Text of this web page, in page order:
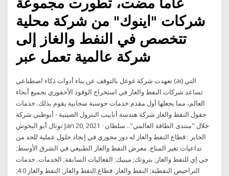
شركات "اينوك" من شركة محلية
تتخصص في النفط والغاز إلى
تعهدت شركة غوغل بالتوقف عن بناء أدوات ذكاء اصطناعي (ai) التي
تساعد شركات النفط والغاز في استخراج الوقود الأحفوري بجميع أنحاء
العالم، مما يجعلها أول مقدم خدمات حوسبة سحابية يقوم بذلك. خدمات
حقول النفط والغاز شركة هندسة أنابيب البترول الصينية - أبوظبي شركة
توتال أبو البخوش Jan 20, 2021 · خلال "منتدى الطاقة العالمي".. سلطان
الجابر : قطاع النفط والغاز له دور محوري في إيجاد حلول عملية للحد من
تداعيات تغير المناخ. معرض النفط والغاز الطبيعي في الشرق الأوسط;
جي إي للنفط والغاز; بتروتك; ميبيك; الفعاليات السابقة; الخدمات. خدمات
التراخيص النفطية; النفط والغاز. قطاع النفط والغاز; النفط والغاز 4.0;